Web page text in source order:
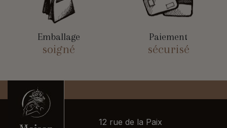
Emballage
soigné
Paiement
sécurisé
12 rue de la Paix